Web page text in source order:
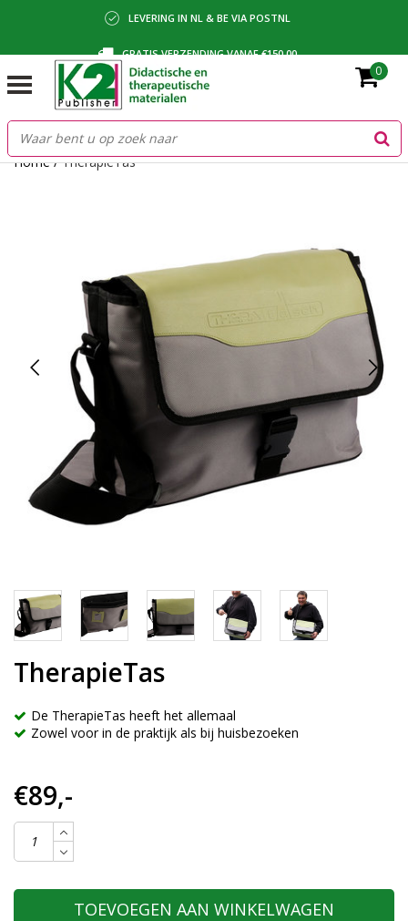
LEVERING IN NL & BE VIA POSTNL
GRATIS VERZENDING VANAF €150,00
BETALING VIA IDEAL, BANCONTACT OF FACTUUR
0
Home/TherapieTas
TherapieTas
De TherapieTas heeft het allemaal
Zowel voor in de praktijk als bij huisbezoeken
€89,-
TOEVOEGEN AAN WINKELWAGEN